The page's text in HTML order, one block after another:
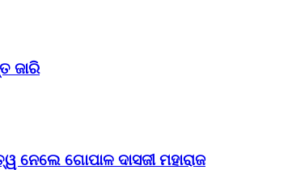
ଜାରି
ନେଲେ ଗୋପାଳ ଦାସଜୀ ମହାରାଜ